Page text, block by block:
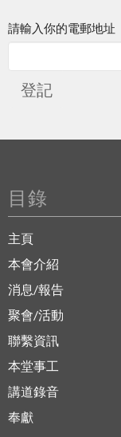
請輸入你的電郵地址
登記
目錄
主頁
本會介紹
消息/報告
聚會/活動
聯繫資訊
本堂事工
講道錄音
奉獻